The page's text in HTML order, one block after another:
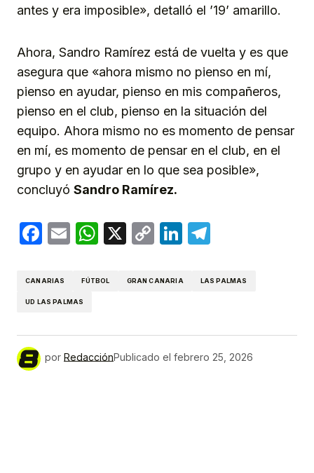
antes y era imposible», detalló el ’19’ amarillo.
Ahora, Sandro Ramírez está de vuelta y es que
asegura que «ahora mismo no pienso en mí,
pienso en ayudar, pienso en mis compañeros,
pienso en el club, pienso en la situación del
equipo. Ahora mismo no es momento de pensar
en mí, es momento de pensar en el club, en el
grupo y en ayudar en lo que sea posible»,
concluyó Sandro Ramírez.
Facebook
EmailWhatsApp
X
CopyLinkedIn
CANARIAS FÚTBOL GRAN CANARIA LAS PALMAS
UD LAS PALMAS
por RedacciónPublicado el febrero 25, 2026